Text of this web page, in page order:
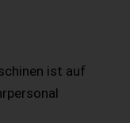
ist auf